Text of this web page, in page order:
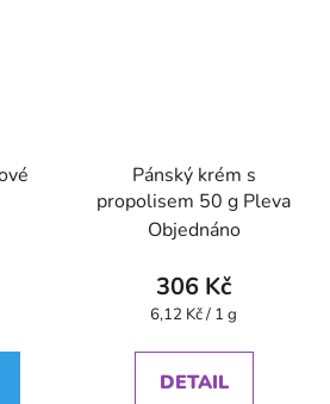
Pánský krém s
propolisem 50 g Pleva
Objednáno
306 Kč
Měrná
6,12 Kč / 1 g
DETAIL